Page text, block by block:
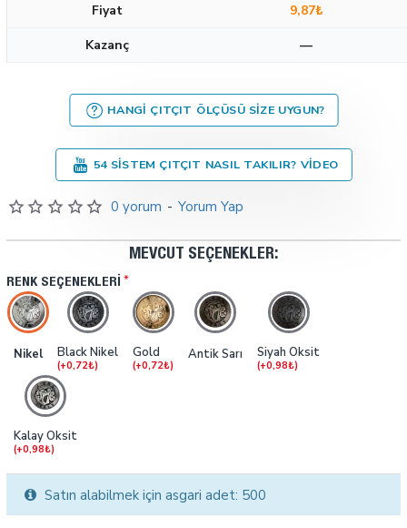
0 yorum - Yorum Yap
MEVCUT SEÇENEKLER:
RENK SEÇENEKLERI
Nikel Black Nikel
(+0,72₺)
Gold
(+0,72₺)
Antik Sarı Siyah Oksit
(+0,98₺)
Kalay Oksit
(+0,98₺)
Satın alabilmek için asgari adet: 500
Fiyat
9,87₺
Kazanç
—
HANGI ÇITÇIT ÖLÇÜSÜ SIZE UYGUN?
54 SISTEM ÇITÇIT NASIL TAKILIR? VIDEO